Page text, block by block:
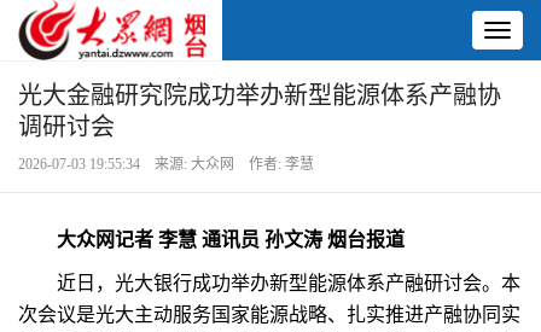
光大金融研究院成功举办新型能源体系产融协
调研讨会
2026-07-03 19:55:34 来源: 大众网 作者: 李慧
大众网记者 李慧 通讯员 孙文涛 烟台报道
近日，光大银行成功举办新型能源体系产融研讨会。本
次会议是光大主动服务国家能源战略、扎实推进产融协同实